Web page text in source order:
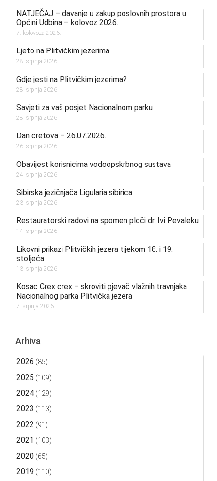
NATJEČAJ – davanje u zakup poslovnih prostora u
Općini Udbina – kolovoz 2026.
7. kolovoza 2026.
Ljeto na Plitvičkim jezerima
28. srpnja 2026.
Gdje jesti na Plitvičkim jezerima?
28. srpnja 2026.
Savjeti za vaš posjet Nacionalnom parku
28. srpnja 2026.
Dan cretova – 26.07.2026.
26. srpnja 2026.
Obavijest korisnicima vodoopskrbnog sustava
24. srpnja 2026.
Sibirska jezičnjača Ligularia sibirica
23. srpnja 2026.
Restauratorski radovi na spomen ploči dr. Ivi Pevaleku
14. srpnja 2026.
Likovni prikazi Plitvičkih jezera tijekom 18. i 19.
stoljeća
13. srpnja 2026.
Kosac Crex crex – skroviti pjevač vlažnih travnjaka
Nacionalnog parka Plitvička jezera
7. srpnja 2026.
Arhiva
2026 (85)
2025 (109)
2024(129)
2023 (113)
2022 (91)
2021 (103)
2020(65)
2019 (110)